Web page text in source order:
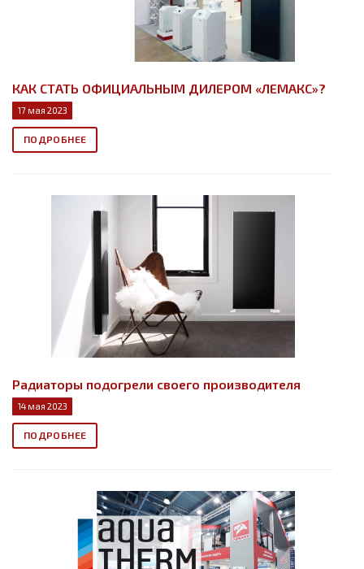
КАК СТАТЬ ОФИЦИАЛЬНЫМ ДИЛЕРОМ «ЛЕМАКС»?
17 мая 2023
ПОДРОБНЕЕ
Радиаторы подогрели своего производителя
14 мая 2023
ПОДРОБНЕЕ